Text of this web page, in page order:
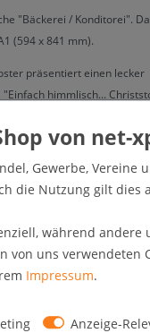
"Bäckerei / Konditorei".
(594 x 841 mm).
präsentiert einen lecker
himmlisch...
Gewerbe,
die Nutzung gilt dies
während
von uns verwendeten
Impressum.
Anzeige-